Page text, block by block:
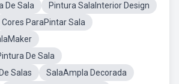
De Sala
Pintura SalaInterior Design
Cores ParaPintar Sala
De Sala
Salas
SalaAmpla Decorada